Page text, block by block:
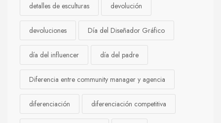
detalles de esculturas devolución
devoluciones Día del Diseñador Gráfico
día del influencer día del padre
Diferencia entre community manager y agencia
diferenciación diferenciación competitiva